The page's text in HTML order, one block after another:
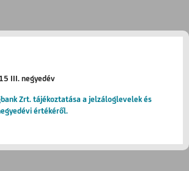
III. negyedév
Zrt. tájékoztatása a jelzáloglevelek és
értékéről.